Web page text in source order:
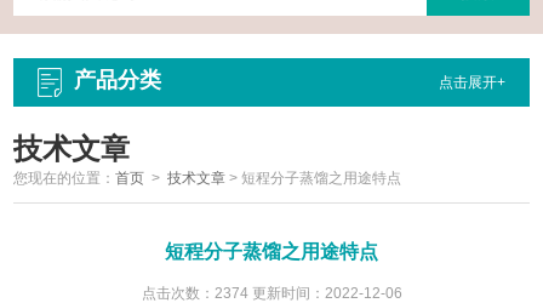
产品分类 点击展开+
技术文章
您现在的位置：首页 >技术文章 >短程分子蒸馏之用途特点
短程分子蒸馏之用途特点
点击次数：2374 更新时间：2022-12-06